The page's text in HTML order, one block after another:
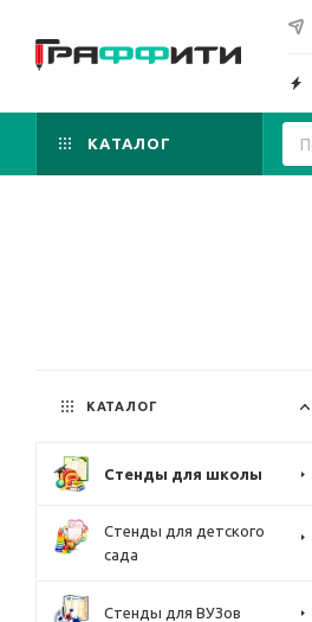
КАТАЛОГ
КАТАЛОГ
Стенды для школы
Стенды для детского
сада
Стенды для ВУЗов